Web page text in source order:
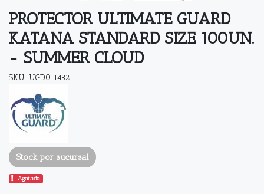
PROTECTOR ULTIMATE GUARD
KATANA STANDARD SIZE 100UN.
- SUMMER CLOUD
SKU: UGD011432
Stock por sucursal
Agotado.